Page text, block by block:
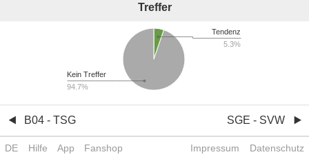
Treffer
Tendenz
5.3%
Kein Treffer
94.7%
B04 - TSG SGE - SVW
DE Hilfe App Fanshop Impressum Datenschutz